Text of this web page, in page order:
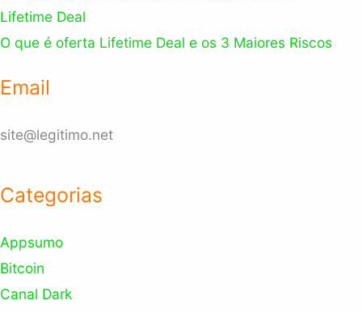
Lifetime Deal
O que é oferta Lifetime Deal e os 3 Maiores Riscos
Email
site@legitimo.net
Categorias
Appsumo
Bitcoin
Canal Dark